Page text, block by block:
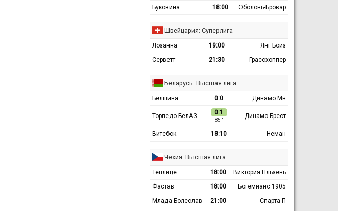
Буковина
18:00 Оболонь-Бровар
Швейцария: Суперлига
Лозанна 19:00
Янг Бойз
Серветт
21:30 Грассхоппер
Беларусь: Высшая лига
Белшина 0:0 Динамо Мн
Торпедо-БелАЗ 0:1
85 ′
Динамо-Брест
Витебск 18:10 Неман
Чехия: Высшая лига
Теплице 18:00
Виктория Пльзень
Фастав
18:00
Богемианс 1905
Млада-Болеслав
21:00 Спарта П